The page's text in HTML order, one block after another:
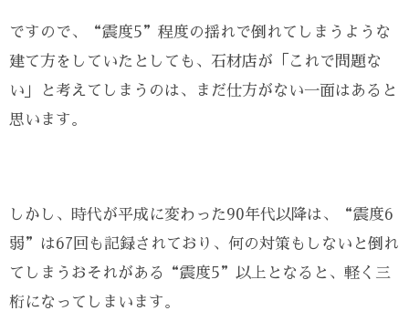
ですので、“震度5”程度の揺れで倒れてしまうような
建て方をしていたとしても、石材店が「これで問題な
い」と考えてしまうのは、まだ仕方がない一面はあると
思います。
しかし、時代が平成に変わった90年代以降は、“震度6
弱”は67回も記録されており、何の対策もしないと倒れ
てしまうおそれがある“震度5”以上となると、軽く三
桁になってしまいます。